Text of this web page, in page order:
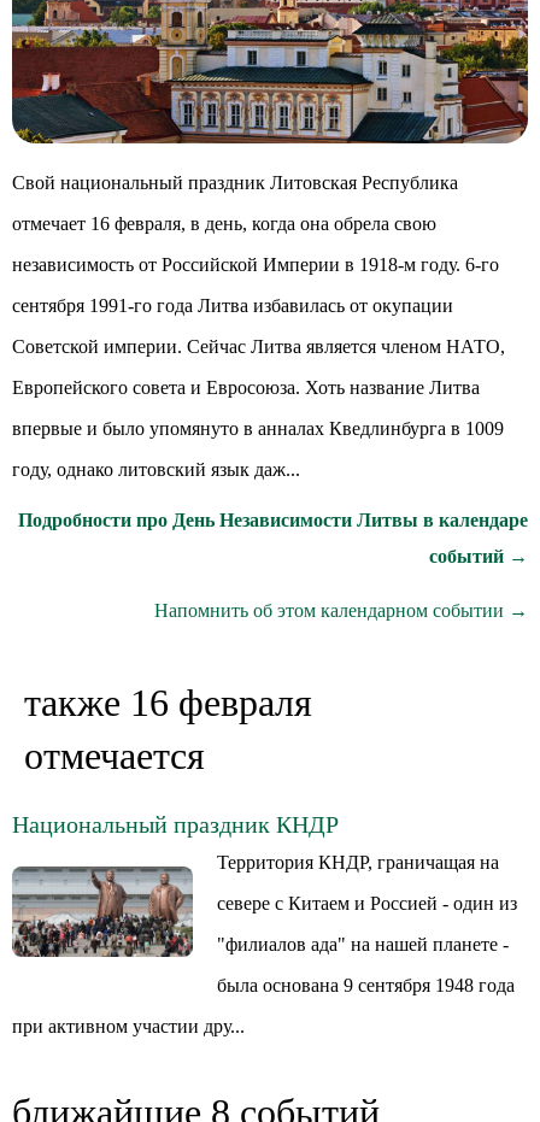
Свой национальный праздник Литовская Республика
отмечает 16 февраля, в день, когда она обрела свою
независимость от Российской Империи в 1918-м году. 6-го
сентября 1991-го года Литва избавилась от окупации
Советской империи. Сейчас Литва является членом НАТО,
Европейского совета и Евросоюза. Хоть название Литва
впервые и было упомянуто в анналах Кведлинбурга в 1009
году, однако литовский язык даж...
Подробности про День Независимости Литвы в календаре
событий →
Напомнить об этом календарном событии →
также 16 февраля
отмечается
Национальный праздник КНДР
Территория КНДР, граничащая на
севере с Китаем и Россией - один из
"филиалов ада" на нашей планете -
была основана 9 сентября 1948 года
при активном участии дру...
ближайшие 8 событий